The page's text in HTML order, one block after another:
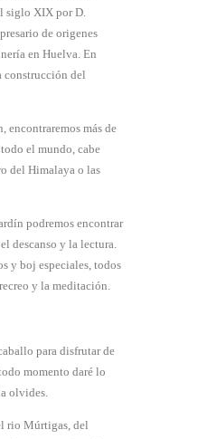
siglo XIX por D.
de origenes
en Huelva. En
construcción del
encontraremos más de
el mundo, cabe
del Himalaya o las
podremos encontrar
descanso y la lectura.
y boj especiales, todos
y la meditación.
para disfrutar de
momento daré lo
olvides.
rio Múrtigas, del